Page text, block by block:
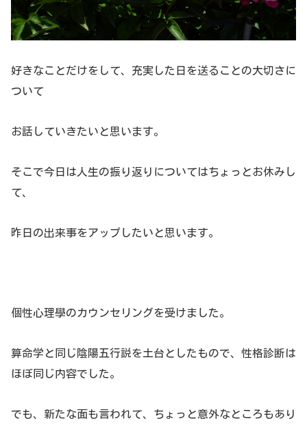
好きなことだけをして、充実した日を送ることの大切さに
ついて
お話していきたいと思います。
そこで今日は人生の振り返りについてはちょっとお休みし
て、
昨日の出来事をアップしたいと思います。
個性心理學のカウンセリングを受けました。
算命学と同じ陰陽五行説を土台としたもので、性格診断は
ほぼ同じ内容でした。
でも、新たな面も言われて、ちょっと意外なところもあり